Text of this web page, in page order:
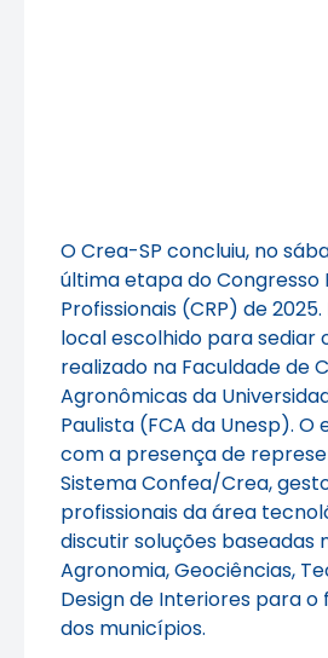
O Crea-SP concluiu, no
última etapa do Congresso
Profissionais (CRP) de
local escolhido para sediar
realizado na Faculdade de
Agronômicas da
Paulista (FCA da Unesp).
com a presença de
Sistema Confea/Crea,
profissionais da área
discutir soluções baseadas
Agronomia, Geociências,
Design de Interiores para
dos municípios.